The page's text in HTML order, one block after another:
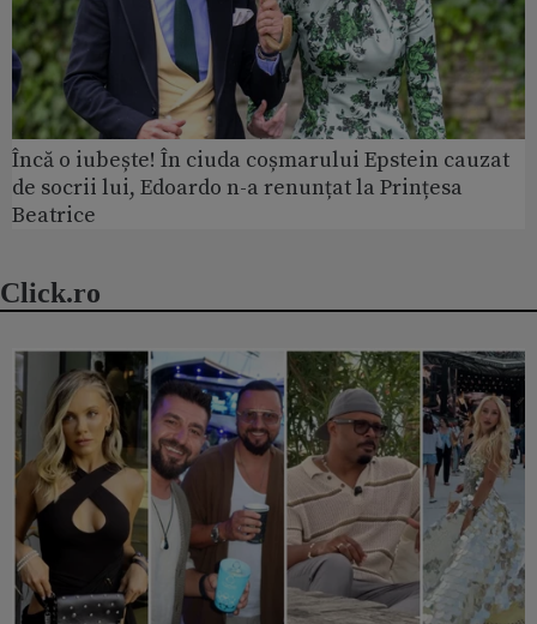
Încă o iubește! În ciuda coșmarului Epstein cauzat
de socrii lui, Edoardo n-a renunțat la Prințesa
Beatrice
Click.ro